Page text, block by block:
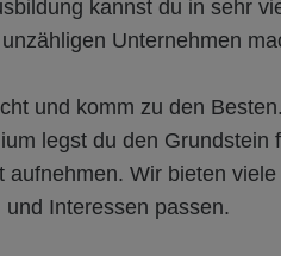
kannst du in sehr
Unternehmen
und komm zu den
legst du den
aufnehmen. Wir bieten
Interessen passen.